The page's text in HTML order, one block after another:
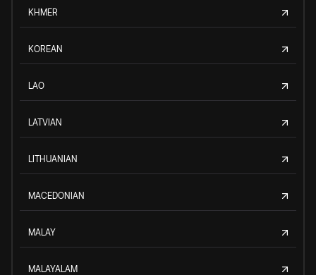
KHMER
KOREAN
LAO
LATVIAN
LITHUANIAN
MACEDONIAN
MALAY
MALAYALAM